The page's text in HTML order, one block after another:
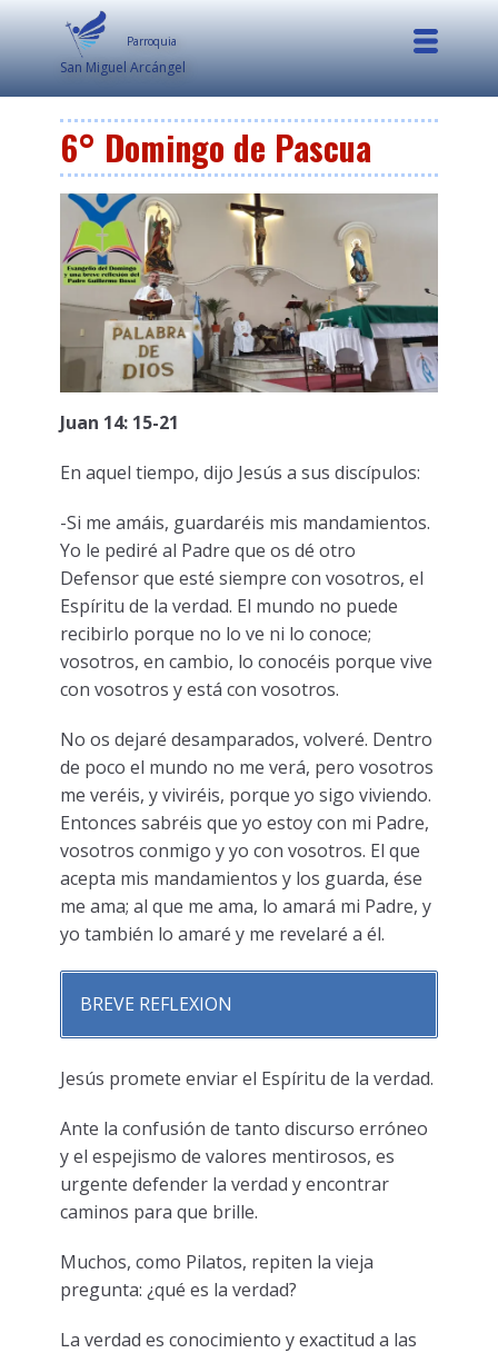
Parroquia
San Miguel Arcángel
6° Domingo de Pascua
Juan 14: 15-21
En aquel tiempo, dijo Jesús a sus discípulos:
-Si me amáis, guardaréis mis mandamientos.
Yo le pediré al Padre que os dé otro
Defensor que esté siempre con vosotros, el
Espíritu de la verdad. El mundo no puede
recibirlo porque no lo ve ni lo conoce;
vosotros, en cambio, lo conocéis porque vive
con vosotros y está con vosotros.
No os dejaré desamparados, volveré. Dentro
de poco el mundo no me verá, pero vosotros
me veréis, y viviréis, porque yo sigo viviendo.
Entonces sabréis que yo estoy con mi Padre,
vosotros conmigo y yo con vosotros. El que
acepta mis mandamientos y los guarda, ése
me ama; al que me ama, lo amará mi Padre, y
yo también lo amaré y me revelaré a él.
BREVE REFLEXION
Jesús promete enviar el Espíritu de la verdad.
Ante la confusión de tanto discurso erróneo
y el espejismo de valores mentirosos, es
urgente defender la verdad y encontrar
caminos para que brille.
Muchos, como Pilatos, repiten la vieja
pregunta: ¿qué es la verdad?
La verdad es conocimiento y exactitud a las